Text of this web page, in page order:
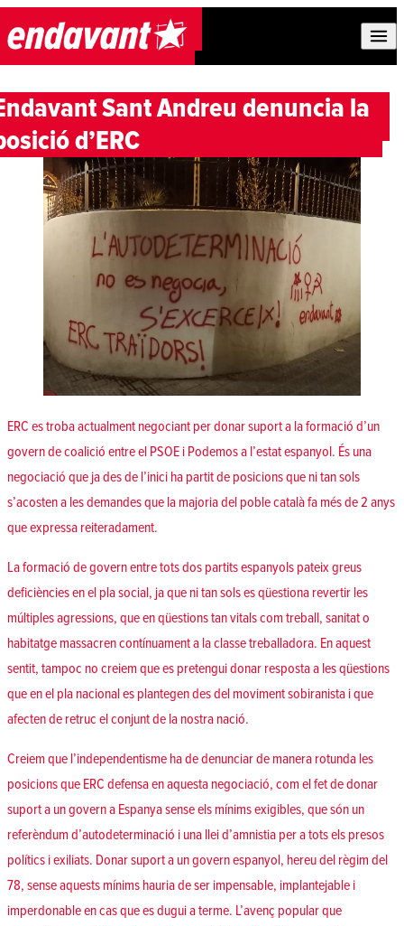
Skip to content
Sant Andreu denuncia la
d’ERC
ERC es troba actualment negociant per donar suport a la formació d’un
govern de coalició entre el PSOE i Podemos a l’estat espanyol. És una
negociació que ja des de l’inici ha partit de posicions que ni tan sols
s’acosten a les demandes que la majoria del poble català fa més de 2 anys
que expressa reiteradament.
La formació de govern entre tots dos partits espanyols pateix greus
deficiències en el pla social, ja que ni tan sols es qüestiona revertir les
múltiples agressions, que en qüestions tan vitals com treball, sanitat o
habitatge massacren contínuament a la classe treballadora. En aquest
sentit, tampoc no creiem que es pretengui donar resposta a les qüestions
que en el pla nacional es plantegen des del moviment sobiranista i que
afecten de retruc el conjunt de la nostra nació.
Creiem que l’independentisme ha de denunciar de manera rotunda les
posicions que ERC defensa en aquesta negociació, com el fet de donar
suport a un govern a Espanya sense els mínims exigibles, que són un
referèndum d’autodeterminació i una llei d’amnistia per a tots els presos
polítics i exiliats. Donar suport a un govern espanyol, hereu del règim del
78, sense aquests mínims hauria de ser impensable, implantejable i
imperdonable en cas que es dugui a terme. L’avenç popular que